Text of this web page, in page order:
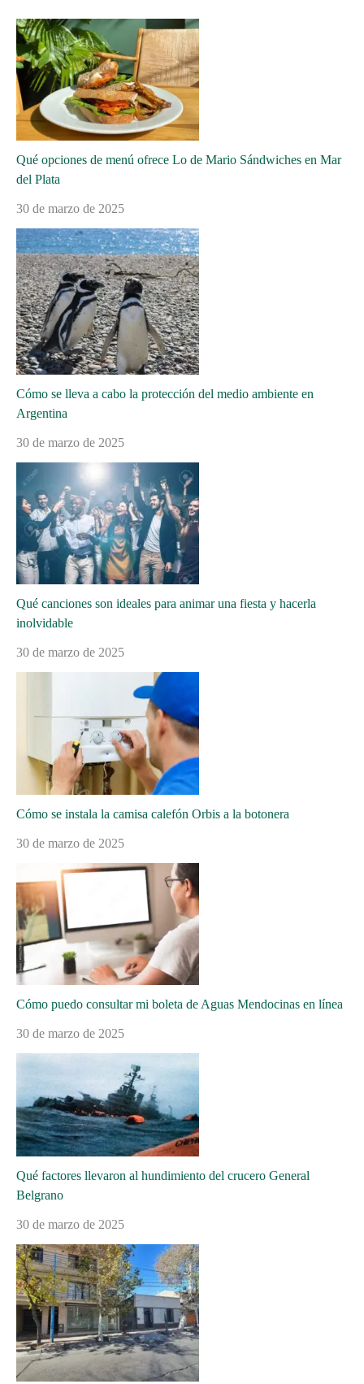
Qué opciones de menú ofrece Lo de Mario Sándwiches en Mar
del Plata
30 de marzo de 2025
Cómo se lleva a cabo la protección del medio ambiente en
Argentina
30 de marzo de 2025
Qué canciones son ideales para animar una fiesta y hacerla
inolvidable
30 de marzo de 2025
Cómo se instala la camisa calefón Orbis a la botonera
30 de marzo de 2025
Cómo puedo consultar mi boleta de Aguas Mendocinas en línea
30 de marzo de 2025
Qué factores llevaron al hundimiento del crucero General
Belgrano
30 de marzo de 2025